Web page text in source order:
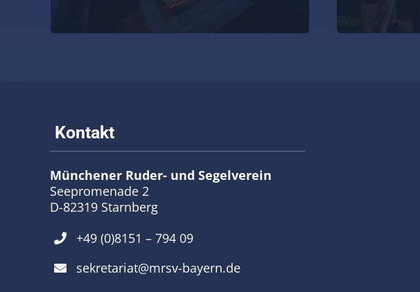
Münchener Ruder- und Segelverein
Seepromenade 2
D-82319 Starnberg
+49 (0)8151 – 794 09
sekretariat@mrsv-bayern.de